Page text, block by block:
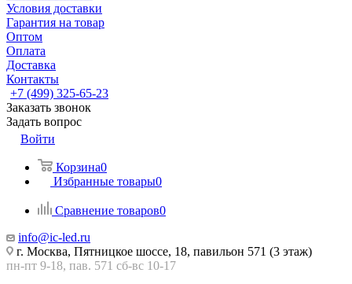
Условия доставки
Гарантия на товар
Оптом
Оплата
Доставка
Контакты
+7 (499) 325-65-23
Заказать звонок
Задать вопрос
Войти
Корзина0
Избранные товары0
Сравнение товаров0
info@ic-led.ru
г. Москва, Пятницкое шоссе, 18, павильон 571 (3 этаж)
пн-пт 9-18, пав. 571 сб-вс 10-17